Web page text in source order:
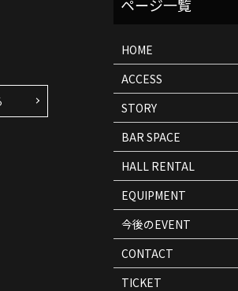
ト
HOME
ACCESS
STORY
BAR SPACE
HALL RENTAL
EQUIPMENT
今後のEVENT
CONTACT
TICKET